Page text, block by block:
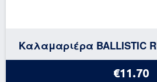
Καλαμαριέρα BALLISTIC
€11.70